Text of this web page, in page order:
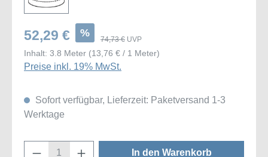
52,29 € %
74,73 € UVP
Inhalt: 3.8 Meter (13,76 € / 1 Meter)
Preise inkl. 19% MwSt.
Sofort verfügbar, Lieferzeit: Paketversand 1-3
Werktage
Produkt Anzahl: Gib den gewünschten
In den Warenkorb